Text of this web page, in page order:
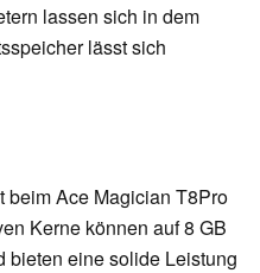
lassen sich in dem
lässt sich
beim Ace Magician T8Pro
Kerne können auf 8 GB
bieten eine solide Leistung